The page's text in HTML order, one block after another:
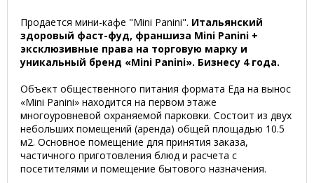
Продается мини-кафе "Mini Panini". Итальянский
здоровый фаст-фуд, франшиза Mini Panini +
эксклюзивные права на торговую марку и
уникальный бренд «Mini Panini». Бизнесу 4 года.
Объект общественного питания формата Еда на вынос
«Mini Panini» находится на первом этаже
многоуровневой охраняемой парковки. Состоит из двух
небольших помещений (аренда) общей площадью 10.5
м2. Основное помещение для принятия заказа,
частичного приготовления блюд и расчета с
посетителями и помещение бытового назначения.